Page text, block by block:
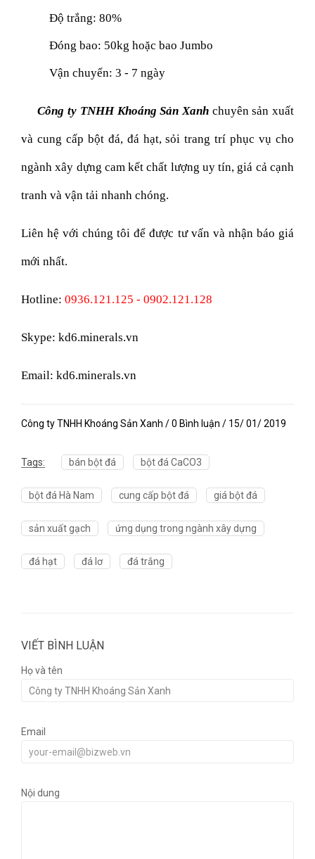
Độ trắng: 80%
Đóng bao: 50kg hoặc bao Jumbo
Vận chuyển: 3 - 7 ngày
Công ty TNHH Khoáng Sản Xanhchuyên sản xuất
và cung cấp bột đá, đá hạt, sỏi trang trí phục vụ cho
ngành xây dựng cam kết chất lượng uy tín, giá cả cạnh
tranh và vận tải nhanh chóng.
Liên hệ với chúng tôi để được tư vấn và nhận báo giá
mới nhất.
Hotline: 0936.121.125 - 0902.121.128
Skype: kd6.minerals.vn
Email: kd6.minerals.vn
Công ty TNHH Khoáng Sản Xanh / 0 Bình luận / 15/ 01/ 2019
Tags: bán bột đá bột đá CaCO3
bột đá Hà Nam cung cấp bột đá giá bột đá
sản xuất gạch ứng dụng trong ngành xây dựng
đá hạt đá lơ đá trắng
VIẾT BÌNH LUẬN
Họ và tên
Email
Nội dung